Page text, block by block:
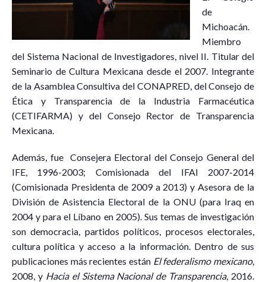
de
Michoacán.
Miembro
del Sistema Nacional de Investigadores, nivel II. Titular del
Seminario de Cultura Mexicana desde el 2007. Integrante
de la Asamblea Consultiva del CONAPRED, del Consejo de
Ética y Transparencia de la Industria Farmacéutica
(CETIFARMA) y del Consejo Rector de Transparencia
Mexicana.
Además, fue Consejera Electoral del Consejo General del
IFE, 1996-2003; Comisionada del IFAI 2007-2014
(Comisionada Presidenta de 2009 a 2013) y Asesora de la
División de Asistencia Electoral de la ONU (para Iraq en
2004 y para el Líbano en 2005). Sus temas de investigación
son democracia, partidos políticos, procesos electorales,
cultura política y acceso a la información. Dentro de sus
publicaciones más recientes están El federalismo mexicano,
2008, y Hacia el Sistema Nacional de Transparencia, 2016.